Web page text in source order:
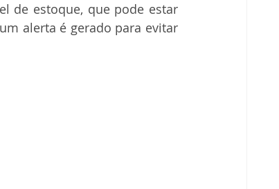
de estoque, que pode estar
alerta é gerado para evitar